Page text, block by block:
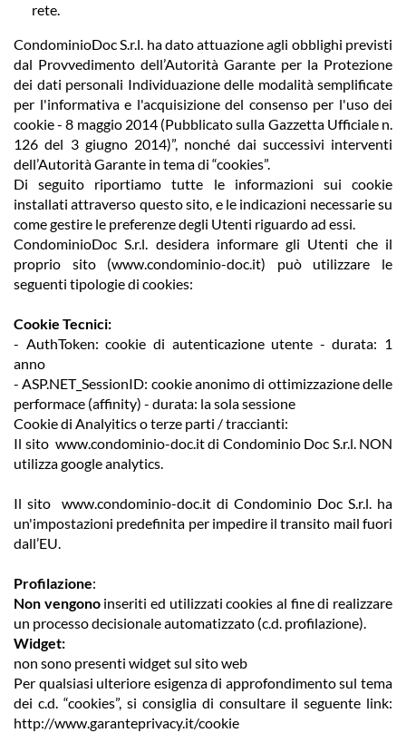
rete.
CondominioDoc S.r.l. ha dato attuazione agli obblighi previsti
dal Provvedimento dell’Autorità Garante per la Protezione
dei dati personali Individuazione delle modalità semplificate
per l'informativa e l'acquisizione del consenso per l'uso dei
cookie - 8 maggio 2014 (Pubblicato sulla Gazzetta Ufficiale n.
126 del 3 giugno 2014)”, nonché dai successivi interventi
dell’Autorità Garante in tema di “cookies”.
Di seguito riportiamo tutte le informazioni sui cookie
installati attraverso questo sito, e le indicazioni necessarie su
come gestire le preferenze degli Utenti riguardo ad essi.
CondominioDoc S.r.l. desidera informare gli Utenti che il
proprio sito (www.condominio-doc.it) può utilizzare le
seguenti tipologie di cookies:
Cookie Tecnici:
- AuthToken: cookie di autenticazione utente - durata: 1
anno
- ASP.NET_SessionID: cookie anonimo di ottimizzazione delle
performace (affinity) - durata: la sola sessione
Cookie di Analyitics o terze parti / traccianti:
Il sito www.condominio-doc.it di Condominio Doc S.r.l. NON
utilizza google analytics.
Il sito www.condominio-doc.it di Condominio Doc S.r.l. ha
un'impostazioni predefinita per impedire il transito mail fuori
dall’EU.
Profilazione:
Non vengono inseriti ed utilizzati cookies al fine di realizzare
un processo decisionale automatizzato (c.d. profilazione).
Widget:
non sono presenti widget sul sito web
Per qualsiasi ulteriore esigenza di approfondimento sul tema
dei c.d. “cookies”, si consiglia di consultare il seguente link:
http://www.garanteprivacy.it/cookie